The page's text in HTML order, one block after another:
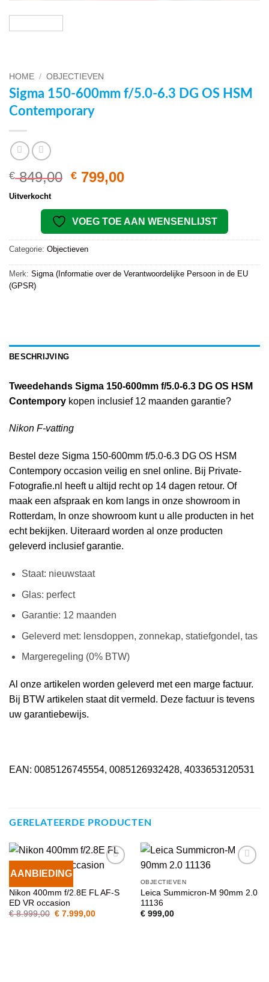
HOME / OBJECTIEVEN
Sigma 150-600mm f/5.0-6.3 DG OS HSM
Contemporary
€849,00 Oorspronkelijke
was:
€ 849,00.
€ 799,00Huidige
is:
€ 799,00.
Uitverkocht
VOEG TOE AAN WENSENLIJST
Categorie: Objectieven
Merk: Sigma (Informatie over de Verantwoordelijke Persoon in de EU
(GPSR)
BESCHRIJVING
Tweedehands Sigma 150-600mm f/5.0-6.3 DG OS HSM
Contempory kopen inclusief 12 maanden garantie?
Nikon F-vatting
Bestel deze Sigma 150-600mm f/5.0-6.3 DG OS HSM
Contempory occasion veilig en snel online. Bij Private-
Fotografie.nl heeft u altijd recht op 14 dagen retour. Of
maak een afspraak en kom langs in onze showroom in
Rotterdam, In onze showroom kunt u alle producten in het
echt bekijken. Uiteraard worden al onze producten
geleverd inclusief garantie.
Staat: nieuwstaat
Glas: perfect
Garantie: 12 maanden
Geleverd met: lensdoppen, zonnekap, statiefgondel, tas
Margeregeling (0% BTW)
Al onze artikelen worden geleverd met een marge factuur.
Bij BTW artikelen staat dit vermeld. Deze factuur is tevens
uw garantiebewijs.
EAN: 0085126745554, 0085126932428, 4033653120531
GERELATEERDE PRODUCTEN
AANBIEDINGVOEG TOE
WENSENLIJST
Nikon 400mm f/2.8E FL AF-S
ED VR occasion
€8.999,00 Oorspronkelijke
€7.999,00Huidige
WENSENLIJST
OBJECTIEVEN
Leica Summicron-M 90mm 2.0
11136
€999,00